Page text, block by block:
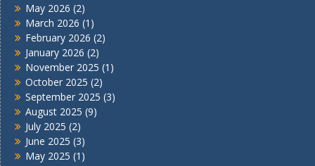
May 2026 (2)
March 2026 (1)
February 2026 (2)
January 2026 (2)
November 2025 (1)
October 2025 (2)
September 2025 (3)
August 2025 (9)
July 2025 (2)
June 2025 (3)
May 2025 (1)